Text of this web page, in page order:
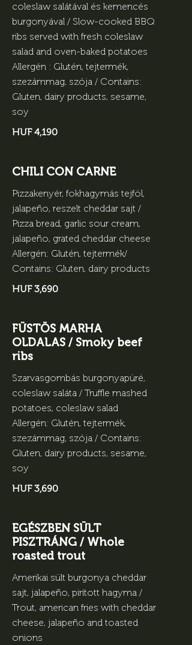
coleslaw salátával és kemencés
burgonyával / Slow-cooked BBQ
ribs served with fresh coleslaw
salad and oven-baked potatoes
Allergén : Glutén, tejtermék,
szezámmag, szója / Contains:
Gluten, dairy products, sesame,
soy
HUF 4,190
CHILI CON CARNE
Pizzakenyér, fokhagymás tejföl,
jalapeño, reszelt cheddar sajt /
Pizza bread, garlic sour cream,
jalapeño, grated cheddar cheese
Allergén: Glutén, tejtermék/
Contains: Gluten, dairy products
HUF 3,690
FÜSTÖS MARHA
OLDALAS / Smoky beef
ribs
Szarvasgombás burgonyapüré,
coleslaw saláta / Truffle mashed
potatoes, coleslaw salad
Allergén: Glutén, tejtermék,
szezámmag, szója / Contains:
Gluten, dairy products, sesame,
soy
HUF 3,690
EGÉSZBEN SÜLT
PISZTRÁNG / Whole
roasted trout
Amerikai sült burgonya cheddar
sajt, jalapeño, pirított hagyma /
Trout, american fries with cheddar
cheese, jalapeño and toasted
onions